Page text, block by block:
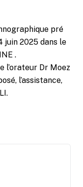
pré
juin 2025 dans le
.
l’orateur Dr Moez
l’assistance,